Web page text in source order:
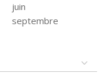
juin
septembre